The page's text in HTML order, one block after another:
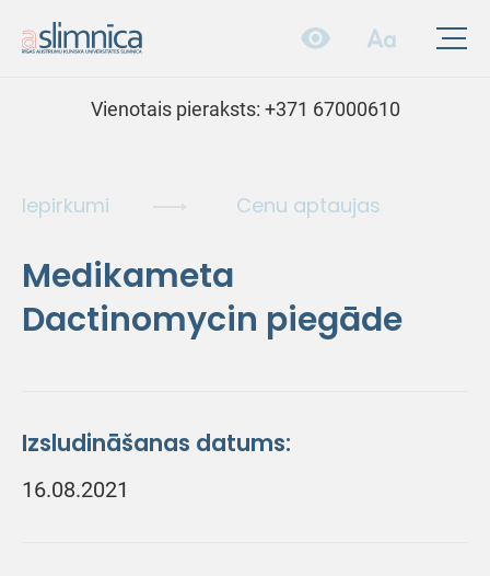
Vienotais pieraksts: +371 67000610
Iepirkumi Cenu aptaujas
Medikameta
Dactinomycin piegāde
Izsludināšanas datums:
16.08.2021